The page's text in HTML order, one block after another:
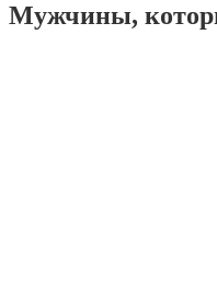
Мужчины,